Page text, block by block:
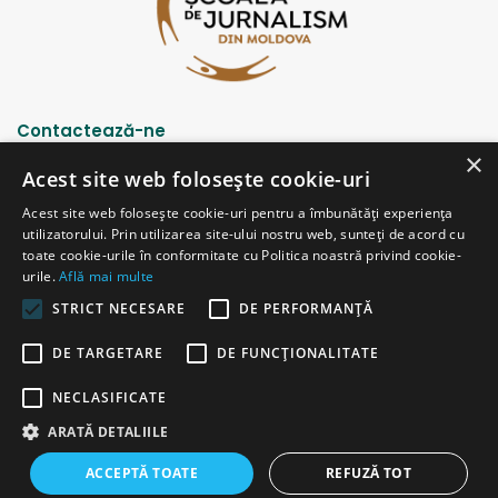
Contactează-ne
Strada Șciusev, 53
2012 Chișinău, Republica Moldova
tel: (+373 22) 213652, 227539
fax: (+373 22) 226681
Email: redactia@ijc.md
FacebookYouTubeInstagramTelegram
×
Acest site web folosește cookie-uri
Acest site web folosește cookie-uri pentru a îmbunătăți experiența
utilizatorului. Prin utilizarea site-ului nostru web, sunteți de acord cu
toate cookie-urile în conformitate cu Politica noastră privind cookie-
urile.Află mai multe
STRICT NECESARE
DE PERFORMANȚĂ
DE TARGETARE DE FUNCŢIONALITATE
NECLASIFICATE
ARATĂ DETALIILE
ACCEPTĂ TOATE REFUZĂ TOT